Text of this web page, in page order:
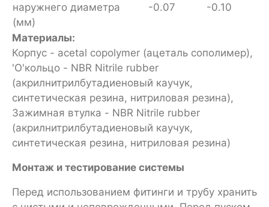
наружнего диаметра
(мм)
-0.07
-0.10
Материалы:
Корпус - acetal copolymer (ацеталь сополимер),
'O'кольцо - NBR Nitrile rubber
(акрилнитрилбутадиеновый каучук,
синтетическая резина, нитриловая резина),
Зажимная втулка - NBR Nitrile rubber
(акрилнитрилбутадиеновый каучук,
синтетическая резина, нитриловая резина)
Монтаж и тестирование системы
Перед использованием фитинги и трубу хранить